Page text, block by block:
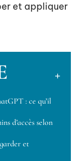
et appliquer
: ce qu’il
d’accès selon
et